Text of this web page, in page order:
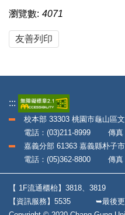
瀏覽數: 4071
友善列印
:::
校本部 33303 桃園市龜山區
電話：(03)211-8999 傳真
嘉義分部 61363 嘉義縣朴子
電話：(05)362-8800 傳真
【 1F流通櫃枱】3818、3819
【資訊服務】5535
➥最後更